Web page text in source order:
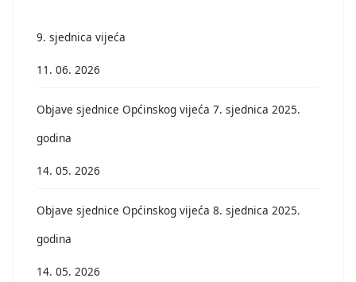
9. sjednica vijeća
11. 06. 2026
Objave sjednice Općinskog vijeća 7. sjednica 2025.
godina
14. 05. 2026
Objave sjednice Općinskog vijeća 8. sjednica 2025.
godina
14. 05. 2026